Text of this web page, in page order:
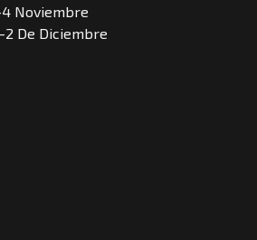
4 Noviembre
2 De Diciembre